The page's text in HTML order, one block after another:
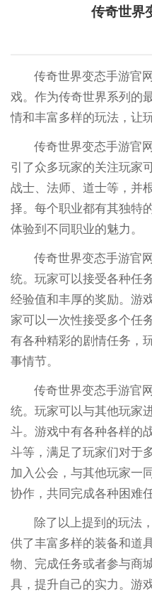
传奇世界
传奇世界变态手游官
戏。作为传奇世界系列的
情和丰富多样的玩法，让
传奇世界变态手游官
引了众多玩家的关注玩家
战士、法师、道士等，并
择。每个职业都有其独特
体验到不同职业的魅力。
传奇世界变态手游官
统。玩家可以接受各种任
经验值和丰厚的奖励。游
家可以一次性接受多个任
有各种精彩的剧情任务，
事情节。
传奇世界变态手游官
统。玩家可以与其他玩家
斗。游戏中有各种各样的
斗等，满足了玩家们对于
加入公会，与其他玩家一
协作，共同完成各种困难任
除了以上提到的玩法
供了丰富多样的装备和道
物、完成任务或者参与商
具，提升自己的实力。游